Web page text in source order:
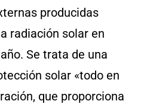
producidas
radiación solar en
Se trata de una
solar «todo en
que proporciona